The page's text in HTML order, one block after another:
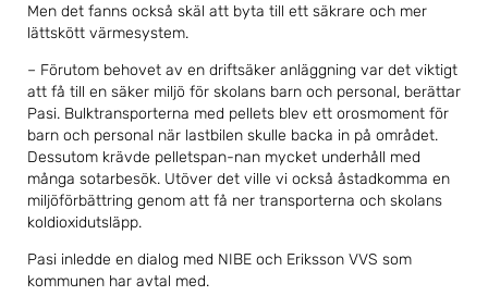
Men det fanns också skäl att byta till ett säkrare och mer
lättskött värmesystem.
– Förutom behovet av en driftsäker anläggning var det viktigt
att få till en säker miljö för skolans barn och personal, berättar
Pasi. Bulktransporterna med pellets blev ett orosmoment för
barn och personal när lastbilen skulle backa in på området.
Dessutom krävde pelletspan-nan mycket underhåll med
många sotarbesök. Utöver det ville vi också åstadkomma en
miljöförbättring genom att få ner transporterna och skolans
koldioxidutsläpp.
Pasi inledde en dialog med NIBE och Eriksson VVS som
kommunen har avtal med.